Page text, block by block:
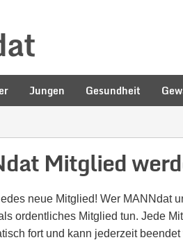
Jungen Gesundheit
Mitglied
neue Mitglied! Wer MANNdat
ordentliches Mitglied tun. Jede
fort und kann jederzeit